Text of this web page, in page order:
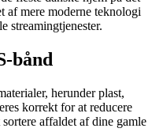
af mere moderne teknologi
streamingtjenester.
bånd
herunder plast,
korrekt for at reducere
affaldet af dine gamle